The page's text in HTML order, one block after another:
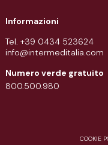
Informazioni
Tel. +39 0434 523624
info@intermeditalia.com
Numero verde gratuito
800.500.980
COOKIE